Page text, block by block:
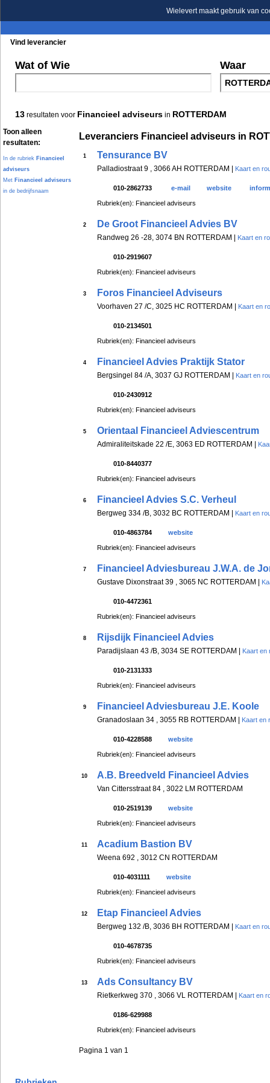
Wielevert maakt gebruik van
Vind leverancier
Wat of Wie Waar
13 resultaten voor Financieel adviseurs in ROTTERDAM
Toon alleen
resultaten:
In de rubriek Financieel
adviseurs
Met Financieel adviseurs
in de bedrijfsnaam
Leveranciers Financieel adviseurs in
1 Tensurance BV
Palladiostraat 9 , 3066 AH ROTTERDAM | Kaart en
010-2862733 e-mail website
Rubriek(en): Financieel adviseurs
2 De Groot Financieel Advies BV
Randweg 26 -28, 3074 BN ROTTERDAM | Kaart en
010-2919607
Rubriek(en): Financieel adviseurs
3 Foros Financieel Adviseurs
Voorhaven 27 /C, 3025 HC ROTTERDAM | Kaart en
010-2134501
Rubriek(en): Financieel adviseurs
4 Financieel Advies Praktijk Stator
Bergsingel 84 /A, 3037 GJ ROTTERDAM | Kaart en
010-2430912
Rubriek(en): Financieel adviseurs
5 Orientaal Financieel Adviescentrum
Admiraliteitskade 22 /E, 3063 ED ROTTERDAM |
010-8440377
Rubriek(en): Financieel adviseurs
6 Financieel Advies S.C. Verheul
Bergweg 334 /B, 3032 BC ROTTERDAM | Kaart en
010-4863784 website
Rubriek(en): Financieel adviseurs
7 Financieel Adviesbureau J.W.A. de
Gustave Dixonstraat 39 , 3065 NC ROTTERDAM |
010-4472361
Rubriek(en): Financieel adviseurs
8 Rijsdijk Financieel Advies
Paradijslaan 43 /B, 3034 SE ROTTERDAM | Kaart en
010-2131333
Rubriek(en): Financieel adviseurs
9 Financieel Adviesbureau J.E. Koole
Granadoslaan 34 , 3055 RB ROTTERDAM | Kaart en
010-4228588 website
Rubriek(en): Financieel adviseurs
10 A.B. Breedveld Financieel Advies
Van Cittersstraat 84 , 3022 LM ROTTERDAM
010-2519139 website
Rubriek(en): Financieel adviseurs
11 Acadium Bastion BV
Weena 692 , 3012 CN ROTTERDAM
010-4031111 website
Rubriek(en): Financieel adviseurs
12 Etap Financieel Advies
Bergweg 132 /B, 3036 BH ROTTERDAM | Kaart en
010-4678735
Rubriek(en): Financieel adviseurs
13 Ads Consultancy BV
Rietkerkweg 370 , 3066 VL ROTTERDAM | Kaart en
0186-629988
Rubriek(en): Financieel adviseurs
Pagina 1 van 1